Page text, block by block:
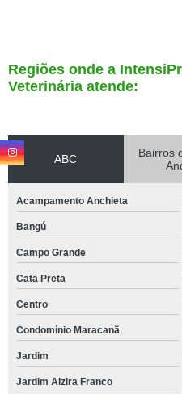
Regiões onde a
Veterinária atende:
ABC
Bairros
Acampamento Anchieta
Bangú
Campo Grande
Cata Preta
Centro
Condomínio Maracanã
Jardim
Jardim Alzira Franco